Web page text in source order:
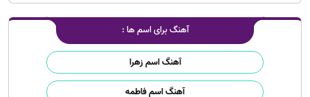
آهنگ برای اسم ها :
آهنگ اسم زهرا
آهنگ اسم فاطمه